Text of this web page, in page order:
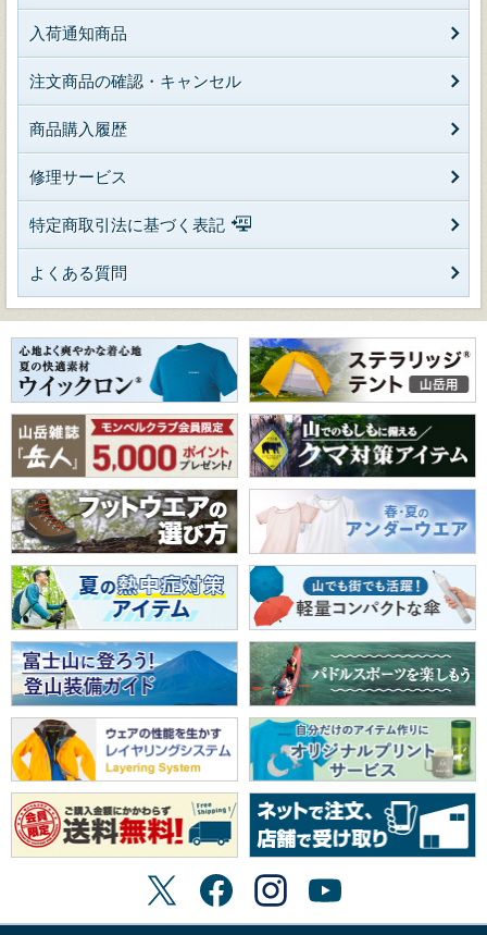
入荷通知商品
注文商品の確認・キャンセル
商品購入履歴
修理サービス
特定商取引法に基づく表記
よくある質問